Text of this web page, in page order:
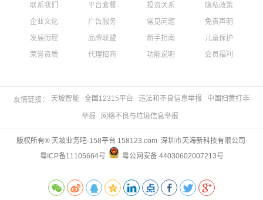
联系我们
企业文化
发展历程
荣誉资质
平台套餐
广告服务
品牌联盟
代理招商
投资关系
常见问题
新手指南
功能说明
隐私政策
免责声明
儿童保护
会员福利
友情链接： 天坡智能 全国12315平台 违法和不良信息举报 中国扫黄打非
举报 网络不良与垃圾信息举报
版权所有® 天坡业务吧·158平台 158123.com 深圳市天海新科技有限公司
粤ICP备11105664号
粤公网安备 44030602007213号